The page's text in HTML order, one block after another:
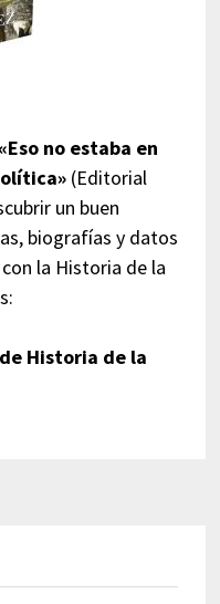
«Eso no estaba en
(Editorial
un buen
biografías y datos
la Historia de la
Historia de la